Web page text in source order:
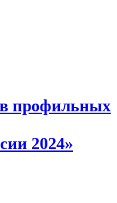
профильных
2024»